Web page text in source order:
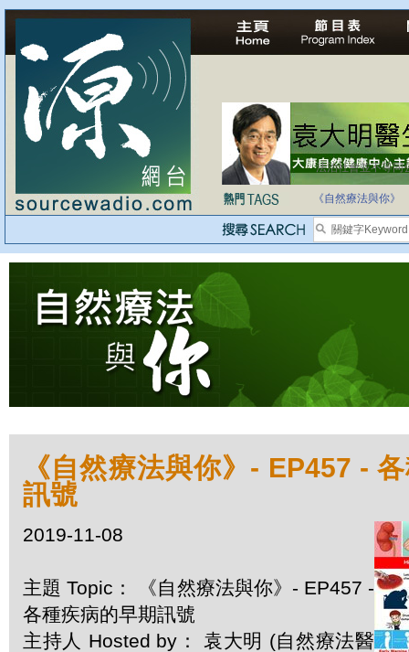
法治社會並不等同
《自然療法與你》
《自然療法與你》- EP457 -
訊號
2019-11-08
主題 Topic： 《自然療法與你》- EP457 -
各種疾病的早期訊號
主持人 Hosted by： 袁大明 (自然療法醫